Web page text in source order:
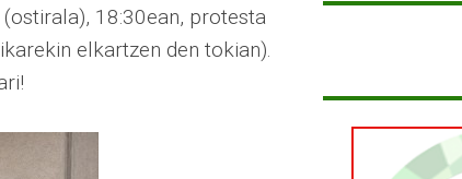
18:30ean, protesta
elkartzen den tokian).